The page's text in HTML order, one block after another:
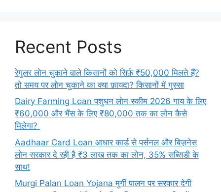
Recent Posts
रेगुलर लोन चुकाने वाले किसानों को सिर्फ़ ₹50,000 मिलते हैं?
तो समय पर लोन चुकाने का क्या फ़ायदा? किसानों में गुस्सा
Dairy Farming Loan पशुधन लोन स्कीम 2026 गाय के लिए
₹60,000 और भैंस के लिए ₹80,000 तक का लोन कैसे
मिलेगा?
Aadhaar Card Loan आधार कार्ड से पर्सनल और बिज़नेस
लोन सरकार दे रही है ₹3 लाख तक का लोन, 35% सब्सिडी के
साथ!
Murgi Palan Loan Yojana मुर्गी पालन पर सरकार देगी